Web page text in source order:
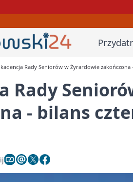
Rady Seniorów w Żyrardowie zakończona
Rady
- bilans